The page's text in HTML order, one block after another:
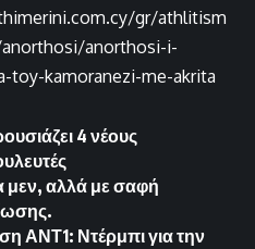
gr/athlitism
anorthosi-i-
toy-kamoranezi-me-akrita
4 νέους
αλλά με σαφή
ΑΝΤ1: Ντέρμπι για την